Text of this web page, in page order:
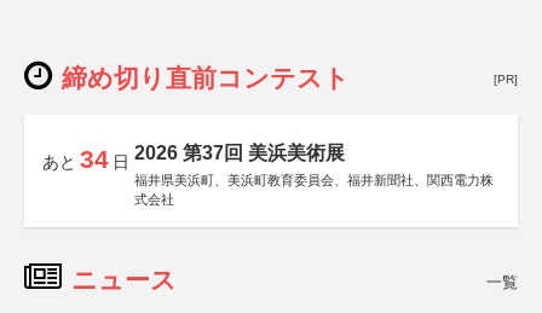
締め切り直前コンテスト [PR]
あと 34 日 2026 第37回 美浜美術展
福井県美浜町、美浜町教育委員会、福井新聞社、関西電力株
式会社
ニュース 一覧